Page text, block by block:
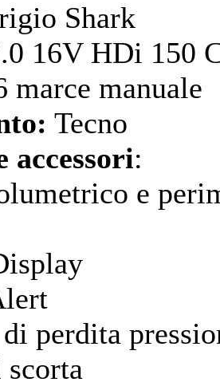
Shark
16V HDi 150
marce manuale
Tecno
accessori:
e
perdita